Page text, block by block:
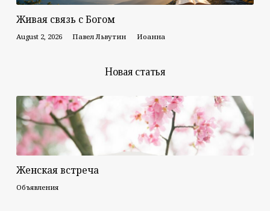
Живая связь с Богом
August 2, 2026 Павел Львутин Иоанна
Новая статья
Женская встреча
Объявления